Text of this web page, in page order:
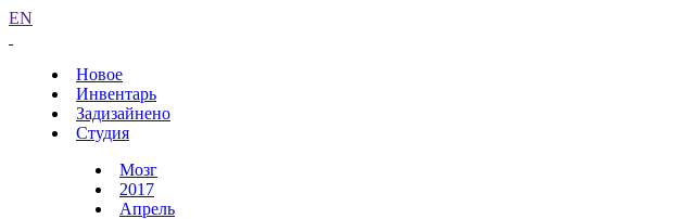
EN
Новое
Инвентарь
Задизайнено
Студия
Мозг
2017
Апрель